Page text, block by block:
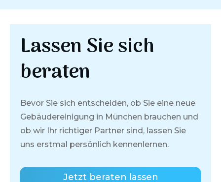
Lassen Sie sich
beraten
Bevor Sie sich entscheiden, ob Sie eine neue
Gebäudereinigung in München brauchen und
ob wir Ihr richtiger Partner sind, lassen Sie
uns erstmal persönlich kennenlernen.
Jetzt beraten lassen